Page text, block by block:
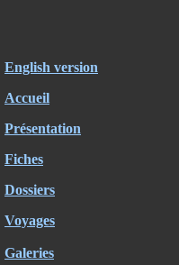
English version
Accueil
Présentation
Fiches
Dossiers
Voyages
Galeries